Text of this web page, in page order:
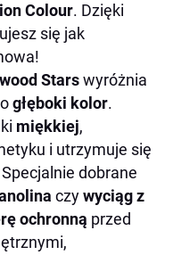
Colour. Dzięki
się jak
Starswyróżnia
głęboki kolor.
miękkiej,
i utrzymuje się
Specjalnie dobrane
czywyciąg z
ochronną przed